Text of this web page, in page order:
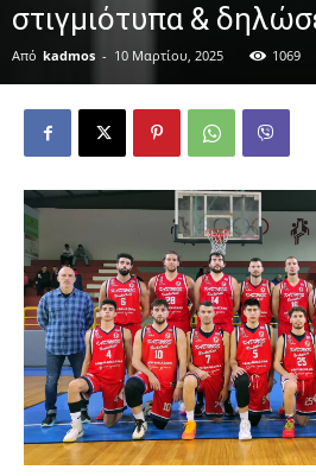
στιγμιότυπα &
Από kadmos - 10 Μαρτίου, 2025 1069